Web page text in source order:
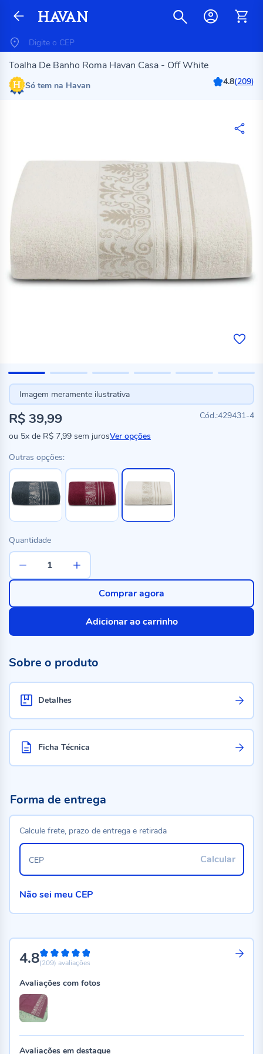
Toalha De Banho Roma Havan Casa - Off White
Só tem na Havan 4.8(209)
Imagem meramente ilustrativa
429431-4
R$ 39,99
ou 5x de R$ 7,99 sem jurosVer opções
Outras opções:
Quantidade
Adicionar ao carrinho
Comprar agora
Sobre o produto
Detalhes
Ficha Técnica
4.896%
(209) avaliações
Avaliações com fotos
Avaliações em destaque
Forma de entrega
Calcule frete, prazo de entrega e retirada
Calcular
CEP
Não sei meu CEP